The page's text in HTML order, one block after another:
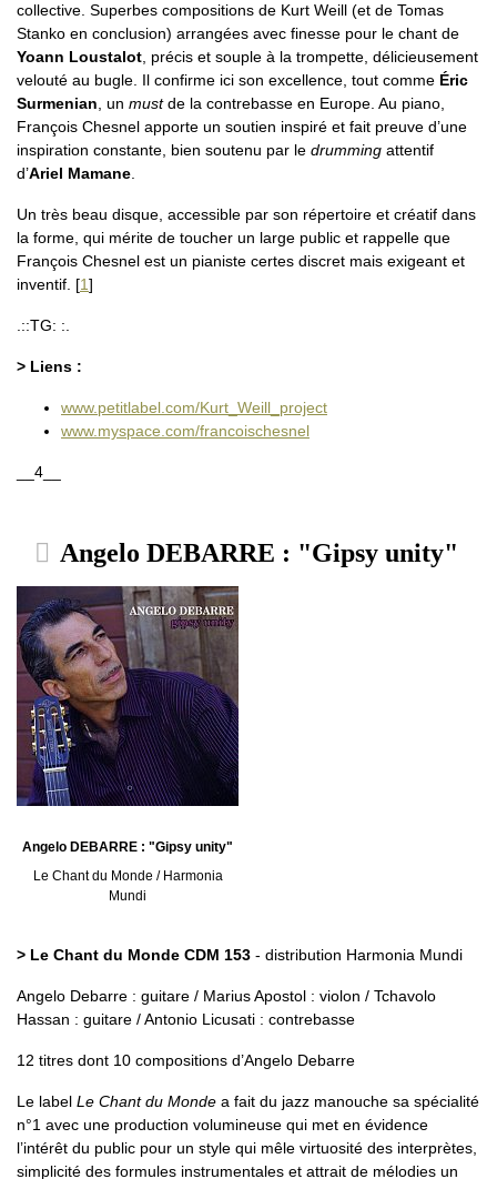
collective. Superbes compositions de Kurt Weill (et de Tomas
Stanko en conclusion) arrangées avec finesse pour le chant de
Yoann Loustalot, précis et souple à la trompette, délicieusement
velouté au bugle. Il confirme ici son excellence, tout comme Éric
Surmenian, un mustde la contrebasse en Europe. Au piano,
François Chesnel apporte un soutien inspiré et fait preuve d’une
inspiration constante, bien soutenu par le drumming attentif
d’Ariel Mamane.
Un très beau disque, accessible par son répertoire et créatif dans
la forme, qui mérite de toucher un large public et rappelle que
François Chesnel est un pianiste certes discret mais exigeant et
inventif. [1]
.::TG: :.
> Liens :
www.petitlabel.com/Kurt_Weill_project
www.myspace.com/francoischesnel
__4__
Angelo DEBARRE : "Gipsy unity"
Angelo DEBARRE : "Gipsy unity"
Le Chant du Monde / Harmonia
Mundi
> Le Chant du Monde CDM 153 - distribution Harmonia Mundi
Angelo Debarre : guitare / Marius Apostol : violon / Tchavolo
Hassan : guitare / Antonio Licusati : contrebasse
12 titres dont 10 compositions d’Angelo Debarre
Le label Le Chant du Monde a fait du jazz manouche sa spécialité
n°1 avec une production volumineuse qui met en évidence
l’intérêt du public pour un style qui mêle virtuosité des interprètes,
simplicité des formules instrumentales et attrait de mélodies un